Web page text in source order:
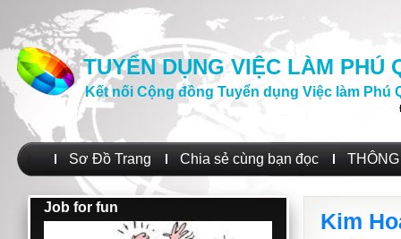
TUYỂN DỤNG VIỆC LÀM PHÚ
Kết nối Cộng đồng Tuyển dụng Việc làm Phú
Sơ Đồ Trang Chia sẻ cùng bạn đọc
Job for fun
Kim